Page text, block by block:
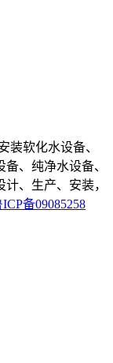
装软化水设备、
、纯净水设备、
、生产、安装，
ICP备09085258